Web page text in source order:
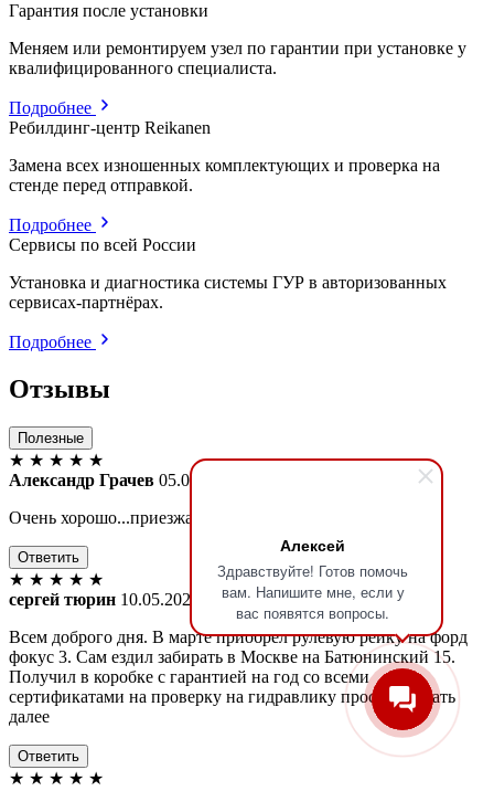
Алексей
Здравствуйте! Готов помочь
вам. Напишите мне, если у
вас появятся вопросы.
Гарантия после установки
Меняем или ремонтируем узел по гарантии при установке у
квалифицированного специалиста.
Подробнее
Ребилдинг-центр Reikanen
Замена всех изношенных комплектующих и проверка на
стенде перед отправкой.
Подробнее
Сервисы по всей России
Установка и диагностика системы ГУР в авторизованных
сервисах-партнёрах.
Подробнее
Отзывы
Полезные
★ ★ ★ ★ ★
Александр Грачев 05.04.2025
Очень хорошо...приезжаю по работе уже не первый год
Ответить
★ ★ ★ ★ ★
сергей тюрин 10.05.2024
Всем доброго дня. В марте приобрел рулевую рейку на форд
фокус 3. Сам ездил забирать в Москве на Батюнинский 15.
Получил в коробке с гарантией на год со всеми
сертификатами на проверку на гидравлику просто...читать
далее
Ответить
★ ★ ★ ★ ★